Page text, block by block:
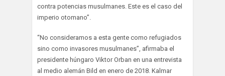
contra potencias musulmanes. Este es el caso del
imperio otomano”.
“No consideramos a esta gente como refugiados
sino como invasores musulmanes”, afirmaba el
presidente húngaro Viktor Orban en una entrevista
al medio alemán Bild en enero de 2018. Kalmar